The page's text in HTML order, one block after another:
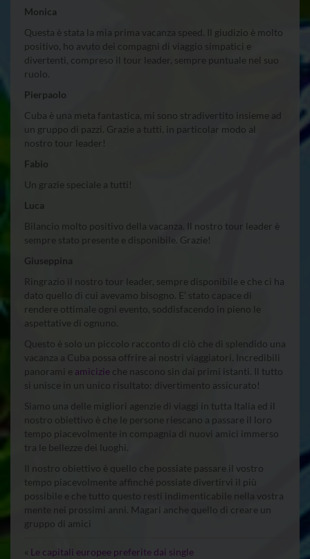
Monica
Questa è stata la mia prima vacanza speed. Il giudizio è molto
positivo, ho avuto dei compagni di viaggio simpatici e
divertenti, compreso il tour leader, sempre puntuale nel suo
ruolo.
Pierpaolo
Cuba è una meta fantastica, mi sono stradivertito insieme ad
un gruppo di pazzi. Grazie a tutti, in particolar modo al
nostro tour leader!
Fabio
Un grazie speciale a tutti!
Luca
Bilancio molto positivo della vacanza. Il nostro tour leader è
sempre stato presente e disponibile. Grazie!
Giuseppina
Ringrazio il nostro tour leader, sempre disponibile e che ci ha
dato quello di cui avevamo bisogno. E’ stato capace di
rendere ottimale ogni evento, soddisfacendo in pieno le
aspettative di ognuno.
Questo è solo un piccolo racconto di ciò che di splendido una
vacanza a Cuba possa offrire ai nostri viaggiatori. Incredibili
panorami e amicizie che nascono sin dai primi istanti. Il tutto
si unisce in un unico risultato: divertimento assicurato!
Siamo una delle migliori agenzie di viaggi in tutta Italia ed il
nostro obiettivo è che le persone riescano a passare il loro
tempo piacevolmente in compagnia di nuovi amici immerso
tra le bellezze dei luoghi.
Il nostro obiettivo è quello che possiate passare il vostro
tempo piacevolmente affinché possiate divertirvi il più
possibile e che tutto questo resti indimenticabile nella vostra
mente nei prossimi anni. Magari anche quello di creare un
gruppo di amici
« Le capitali europee preferite dai single